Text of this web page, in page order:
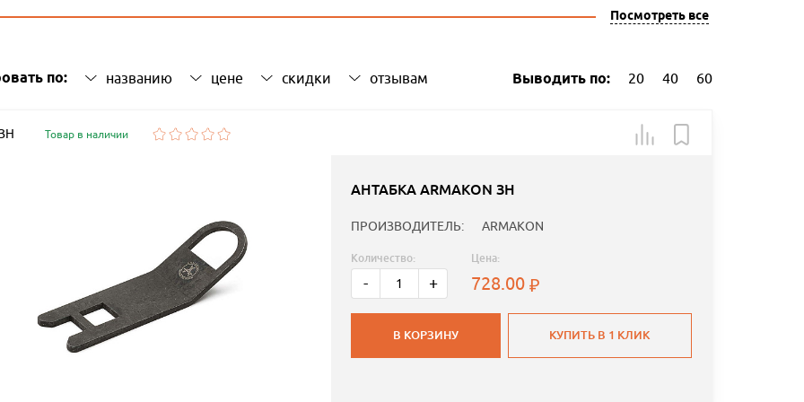
Посмотреть все
по: названию цене скидки отзывам Выводить по: 20 40 60
Товар в наличии
АНТАБКА ARMAKON ЗН
ПРОИЗВОДИТЕЛЬ: ARMAKON
Количество:
- +
Цена:
728.00
В КОРЗИНУ КУПИТЬ В 1 КЛИК